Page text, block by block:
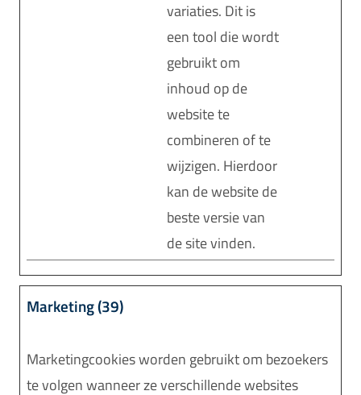
variaties. Dit is
een tool die wordt
gebruikt om
inhoud op de
website te
combineren of te
wijzigen. Hierdoor
kan de website de
beste versie van
de site vinden.
Marketing (39)
Marketingcookies worden gebruikt om bezoekers
te volgen wanneer ze verschillende websites